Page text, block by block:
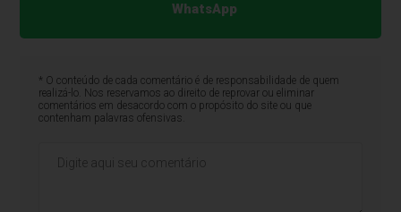
WhatsApp
* O conteúdo de cada comentário é de responsabilidade de quem
realizá-lo. Nos reservamos ao direito de reprovar ou eliminar
comentários em desacordo com o propósito do site ou que
contenham palavras ofensivas.